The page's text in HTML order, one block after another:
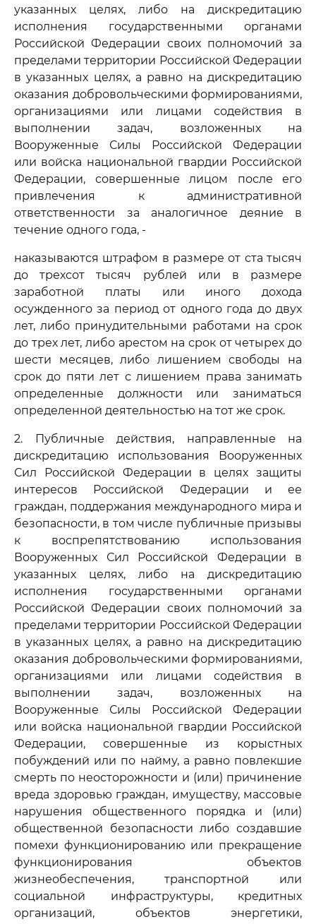
указанных целях, либо на дискредитацию
исполнения государственными органами
Российской Федерации своих полномочий за
пределами территории Российской Федерации
в указанных целях, а равно на дискредитацию
оказания добровольческими формированиями,
организациями или лицами содействия в
выполнении задач, возложенных на
Вооруженные Силы Российской Федерации
или войска национальной гвардии Российской
Федерации, совершенные лицом после его
привлечения к административной
ответственности за аналогичное деяние в
течение одного года, -
наказываются штрафом в размере от ста тысяч
до трехсот тысяч рублей или в размере
заработной платы или иного дохода
осужденного за период от одного года до двух
лет, либо принудительными работами на срок
до трех лет, либо арестом на срок от четырех до
шести месяцев, либо лишением свободы на
срок до пяти лет с лишением права занимать
определенные должности или заниматься
определенной деятельностью на тот же срок.
2. Публичные действия, направленные на
дискредитацию использования Вооруженных
Сил Российской Федерации в целях защиты
интересов Российской Федерации и ее
граждан, поддержания международного мира и
безопасности, в том числе публичные призывы
к воспрепятствованию использования
Вооруженных Сил Российской Федерации в
указанных целях, либо на дискредитацию
исполнения государственными органами
Российской Федерации своих полномочий за
пределами территории Российской Федерации
в указанных целях, а равно на дискредитацию
оказания добровольческими формированиями,
организациями или лицами содействия в
выполнении задач, возложенных на
Вооруженные Силы Российской Федерации
или войска национальной гвардии Российской
Федерации, совершенные из корыстных
побуждений или по найму, а равно повлекшие
смерть по неосторожности и (или) причинение
вреда здоровью граждан, имуществу, массовые
нарушения общественного порядка и (или)
общественной безопасности либо создавшие
помехи функционированию или прекращение
функционирования объектов
жизнеобеспечения, транспортной или
социальной инфраструктуры, кредитных
организаций, объектов энергетики,